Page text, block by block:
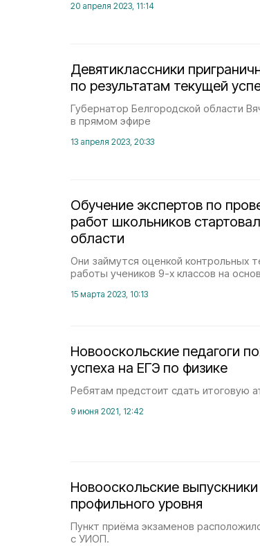
20 апреля 2023, 11:14
Девятиклассники
по результатам текущей
Губернатор Белгородской области
в прямом эфире
13 апреля 2023, 20:33
Обучение экспертов по
работ школьников
области
Они займутся оценкой контрольных
работы учеников 9-х классов на
15 марта 2023, 10:13
Новооскольские педагоги
успеха на ЕГЭ по физике
Ребятам предстоит сдать итоговую
9 июня 2021, 12:42
Новооскольские
профильного уровня
Пункт приёма экзаменов
с УИОП.